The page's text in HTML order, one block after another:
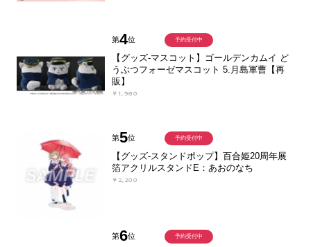
第4位
【グッズ-マスコット】ゴールデンカムイ ど
うぶつフォーゼマスコット 5.月島軍曹【再
販】
￥1,980
予約受付中
第5位
【グッズ-スタンドポップ】百合姫20周年展
箔アクリルスタンドE：あおのなち
￥2,200
予約受付中
第6位 予約受付中